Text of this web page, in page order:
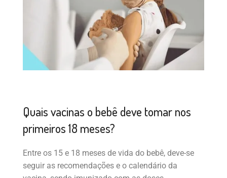
Quais vacinas o bebê deve tomar nos
primeiros 18 meses?
Entre os 15 e 18 meses de vida do bebê, deve-se
seguir as recomendações e o calendário da